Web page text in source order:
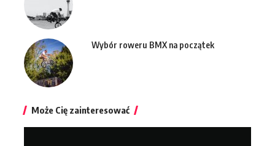
Wybór roweru BMX na początek
Może Cię zainteresować